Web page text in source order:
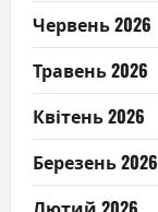
Червень 2026
Травень 2026
Квітень 2026
Березень 2026